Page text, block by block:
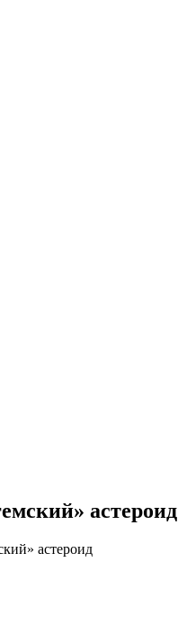
астероид
астероид